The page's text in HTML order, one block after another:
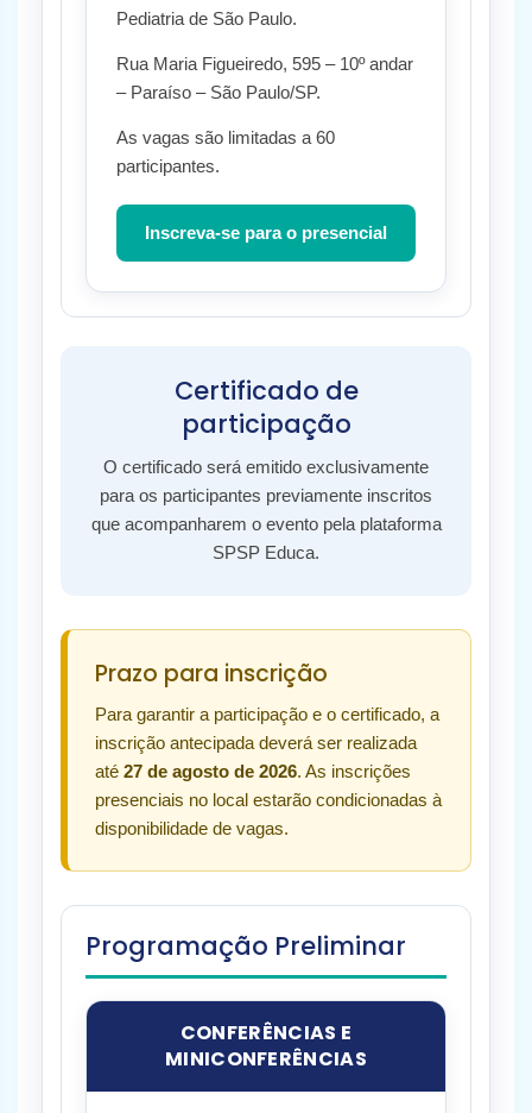
Pediatria de São Paulo.
Rua Maria Figueiredo, 595 – 10º andar
– Paraíso – São Paulo/SP.
As vagas são limitadas a 60
participantes.
Inscreva-se para o presencial
Certificado de
participação
O certificado será emitido exclusivamente
para os participantes previamente inscritos
que acompanharem o evento pela plataforma
SPSP Educa.
Prazo para inscrição
Para garantir a participação e o certificado, a
inscrição antecipada deverá ser realizada
até 27 de agosto de 2026. As inscrições
presenciais no local estarão condicionadas à
disponibilidade de vagas.
Programação Preliminar
CONFERÊNCIAS E
MINICONFERÊNCIAS